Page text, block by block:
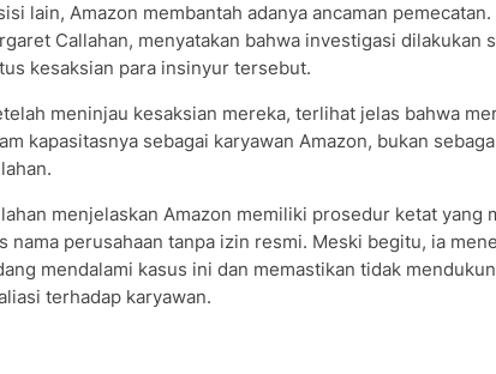
lain, Amazon membantah adanya ancaman
Callahan, menyatakan bahwa investigasi dilakukan
kesaksian para insinyur tersebut.
meninjau kesaksian mereka, terlihat jelas bahwa
kapasitasnya sebagai karyawan Amazon, bukan
menjelaskan Amazon memiliki prosedur ketat yang
nama perusahaan tanpa izin resmi. Meski begitu, ia
mendalami kasus ini dan memastikan tidak
terhadap karyawan.